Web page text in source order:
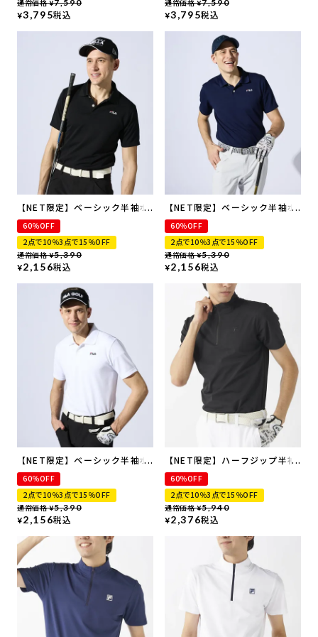
通常価格 ¥7,590
¥3,795税込
通常価格 ¥7,590
¥3,795税込
【NET限定】ベーシック半袖ポ
ロシャツ
60％OFF
2点で10％3点で15％OFF
通常価格 ¥5,390
¥2,156税込
【NET限定】ベーシック半袖ポ
ロシャツ
60％OFF
2点で10％3点で15％OFF
通常価格 ¥5,390
¥2,156税込
【NET限定】ベーシック半袖ポ
ロシャツ
60％OFF
2点で10％3点で15％OFF
通常価格 ¥5,390
¥2,156税込
【NET限定】ハーフジップ半袖
シャツ | 吸汗速乾・UVカット
60％OFF
2点で10％3点で15％OFF
通常価格 ¥5,940
¥2,376税込